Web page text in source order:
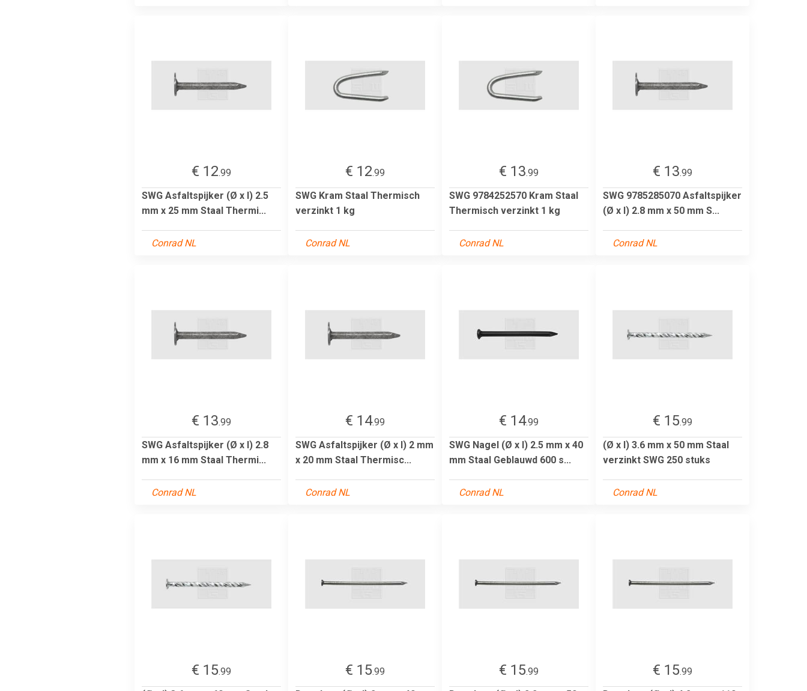
€ 12.99
SWG Asfaltspijker (Ø x l) 2.5
mm x 25 mm Staal Thermi...
Conrad NL
€ 12.99
SWG Kram Staal Thermisch
verzinkt 1 kg
Conrad NL
€ 13.99
SWG 9784252570 Kram Staal
Thermisch verzinkt 1 kg
Conrad NL
€ 13.99
SWG 9785285070 Asfaltspijker
(Ø x l) 2.8 mm x 50 mm S...
Conrad NL
€ 13.99
SWG Asfaltspijker (Ø x l) 2.8
mm x 16 mm Staal Thermi...
Conrad NL
€ 14.99
SWG Asfaltspijker (Ø x l) 2 mm
x 20 mm Staal Thermisc...
Conrad NL
€ 14.99
SWG Nagel (Ø x l) 2.5 mm x 40
mm Staal Geblauwd 600 s...
Conrad NL
€ 15.99
(Ø x l) 3.6 mm x 50 mm Staal
verzinkt SWG 250 stuks
Conrad NL
€ 15.99
€ 15.99
€ 15.99
€ 15.99